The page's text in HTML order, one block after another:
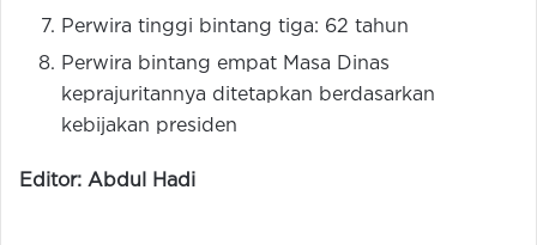
Perwira tinggi bintang tiga: 62 tahun
Perwira bintang empat Masa Dinas
keprajuritannya ditetapkan berdasarkan
kebijakan presiden
Editor: Abdul Hadi